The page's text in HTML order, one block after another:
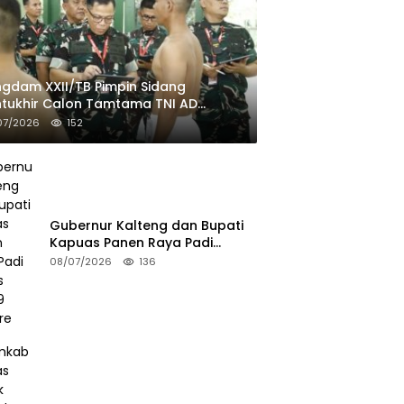
XXII/TB Pimpin Sidang
Calon Tamtama TNI AD
II TA 2026
2026 152
Gubernur Kalteng dan Bupati
Kapuas Panen Raya Padi
Seluas 25.799 Hektare
08/07/2026 136